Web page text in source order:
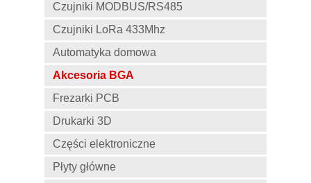
Czujniki MODBUS/RS485
Czujniki LoRa 433Mhz
Automatyka domowa
Akcesoria BGA
Frezarki PCB
Drukarki 3D
Części elektroniczne
Płyty główne